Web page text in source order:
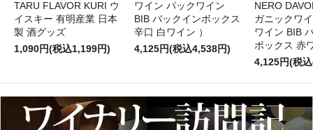
TARU FLAVOR KURI ウ
イスキー 有明産業 日本
製 酒グッズ
1,090円(税込1,199円)
ワイン パックワイン
BIB バックインボックス
辛口 白ワイン ）
4,125円(税込4,538円)
NERO
ガニックワ
ワイン BIB
ボックス 赤
4,125円(税